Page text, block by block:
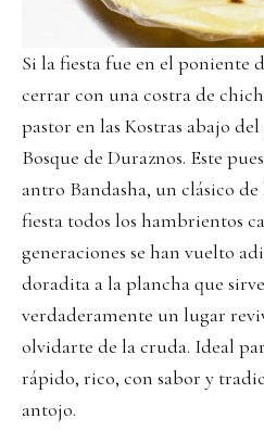
Si la fiesta fue en el poniente
cerrar con una costra de
pastor en las Kostras abajo
Bosque de Duraznos. Este
antro Bandasha, un clásico
fiesta todos los hambrientos
generaciones se han vuelto
doradita a la plancha que
verdaderamente un lugar
olvidarte de la cruda. Ideal
rápido, rico, con sabor y
antojo.